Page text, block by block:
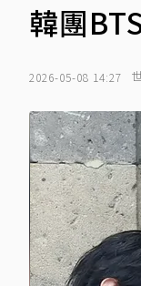
韓團
2026-05-08 14:27